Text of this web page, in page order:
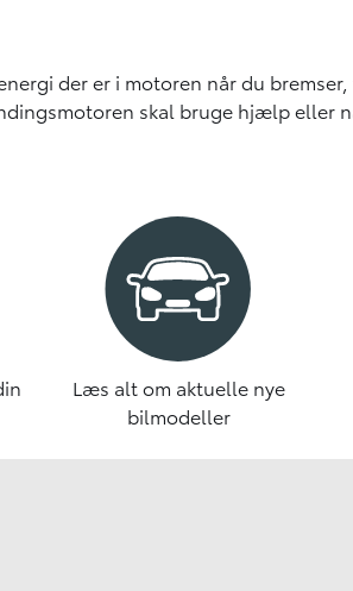
der er i motoren når du
skal bruge hjælp eller
Læs alt om aktuelle nye
bilmodeller